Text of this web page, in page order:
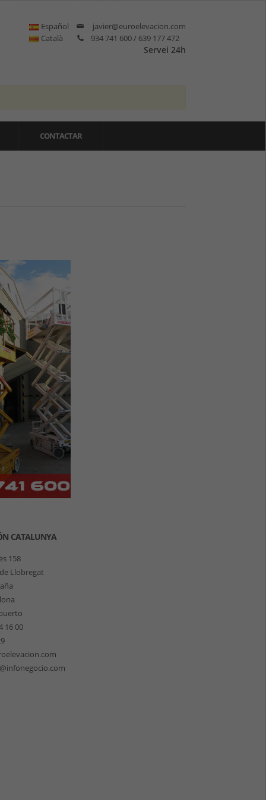
javier@euroelevacion.com
934 741 600 / 639 177 472
Servei 24h
Español
Català
CONTACTAR
CATALUNYA
158
Llobregat
16 00